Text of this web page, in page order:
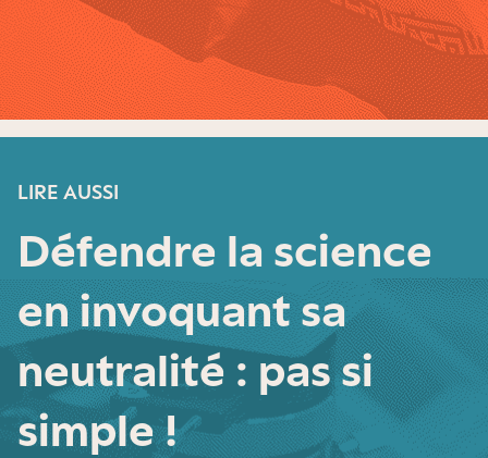
LIRE AUSSI
Défendre la science
en invoquant sa
neutralité : pas si
simple !